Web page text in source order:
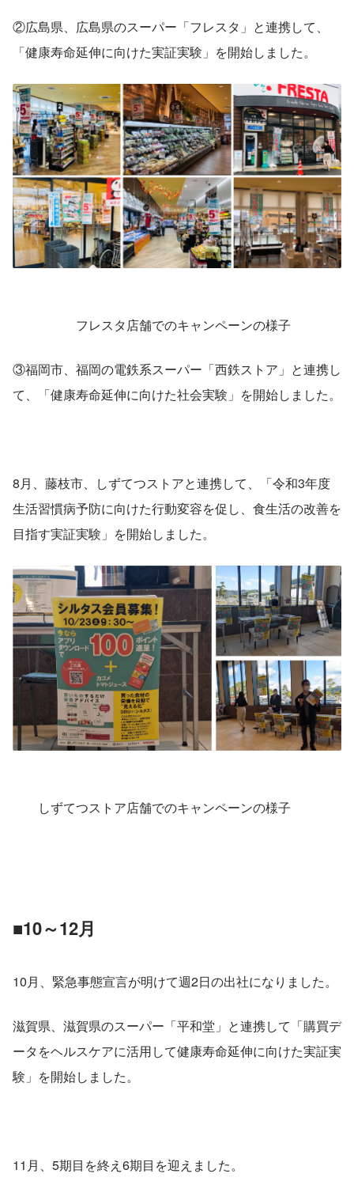
②広島県、広島県のスーパー「フレスタ」と連携して、
「健康寿命延伸に向けた実証実験」を開始しました。
フレスタ店舗でのキャンペーンの様子
③福岡市、福岡の電鉄系スーパー「西鉄ストア」と連携し
て、「健康寿命延伸に向けた社会実験」を開始しました。
8月、藤枝市、しずてつストアと連携して、「令和3年度
生活習慣病予防に向けた行動変容を促し、食生活の改善を
目指す実証実験」を開始しました。
しずてつストア店舗でのキャンペーンの様子
■10～12月
10月、緊急事態宣言が明けて週2日の出社になりました。
滋賀県、滋賀県のスーパー「平和堂」と連携して「購買デ
ータをヘルスケアに活用して健康寿命延伸に向けた実証実
験」を開始しました。
11月、5期目を終え6期目を迎えました。